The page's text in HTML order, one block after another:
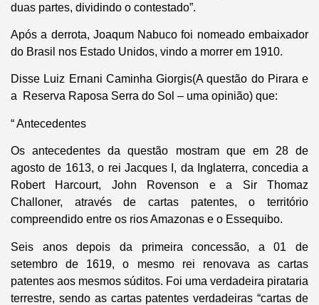
duas partes, dividindo o contestado”.
Após a derrota, Joaqum Nabuco foi nomeado embaixador
do Brasil nos Estado Unidos, vindo a morrer em 1910.
Disse Luiz Ernani Caminha Giorgis(A questão do Pirara e
a Reserva Raposa Serra do Sol – uma opinião) que:
“ Antecedentes
Os antecedentes da questão mostram que em 28 de
agosto de 1613, o rei Jacques I, da Inglaterra, concedia a
Robert Harcourt, John Rovenson e a Sir Thomaz
Challoner, através de cartas patentes, o território
compreendido entre os rios Amazonas e o Essequibo.
Seis anos depois da primeira concessão, a 01 de
setembro de 1619, o mesmo rei renovava as cartas
patentes aos mesmos súditos. Foi uma verdadeira pirataria
terrestre, sendo as cartas patentes verdadeiras “cartas de